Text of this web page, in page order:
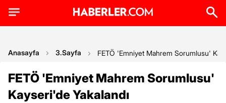
Anasayfa 3.Sayfa FETÖ 'Emniyet Mahrem Sorumlusu'
FETÖ 'Emniyet Mahrem Sorumlusu'
Kayseri'de Yakalandı